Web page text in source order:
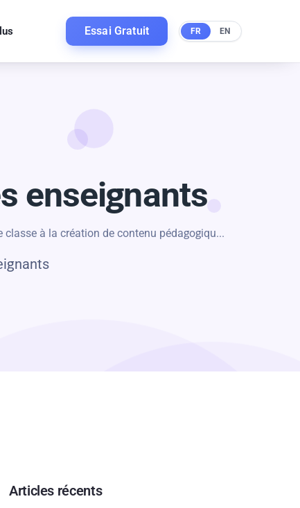
Essai Gratuit FR EN
enseignants
à la création de contenu pédagogiqu...
Articles récents